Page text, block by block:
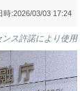
時:2026/03/03 17:24
ス許諾により使用